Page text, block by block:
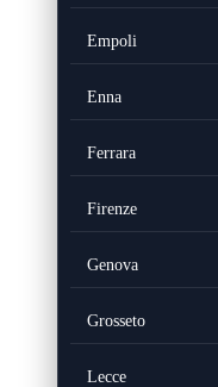
Empoli
Enna
Ferrara
Firenze
Genova
Grosseto
Lecce